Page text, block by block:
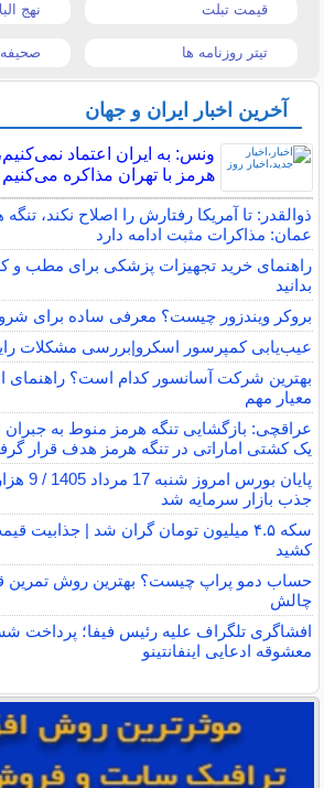
قیمت تبلت نهج
تیتر روزنامه ها
آخرین اخبار ایران و جهان
ونس: به ایران اعتماد
هرمز با تهران مذاکره می‌کنیم
ذوالقدر: تا آمریکا رفتارش را اصلاح نکند،
عمان: مذاکرات مثبت ادامه دارد
راهنمای خرید تجهیزات پزشکی برای مطب و
بدانید
بروکر ویندزور چیست؟ معرفی ساده برای
عیب‌یابی کمپرسور اسکرو|بررسی مشکلات
معیار مهم
عراقچی: بازگشایی تنگه هرمز منوط به جبران
یک کشتی اماراتی در تنگه هرمز هدف قرار
پایان
جذب بازار سرمایه شد
سکه ۴.۵ میلیون تومان گران شد | جذابیت
کشید
حساب دمو پراپ چیست؟ بهترین روش تمرین
چالش
افشاگری تلگراف علیه رئیس فیفا؛ پرداخت
معشوقه ادعایی اینفانتینو